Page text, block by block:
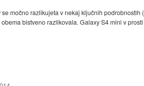
močno razlikujeta v nekaj ključnih
bistveno razlikovala. Galaxy S4 mini v